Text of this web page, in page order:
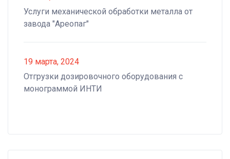
Услуги механической обработки металла от
завода "Ареопаг"
19 марта, 2024
Отгрузки дозировочного оборудования с
монограммой ИНТИ